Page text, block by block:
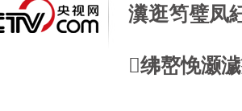
瀵逛笉璧凤
绋嶅悗灏